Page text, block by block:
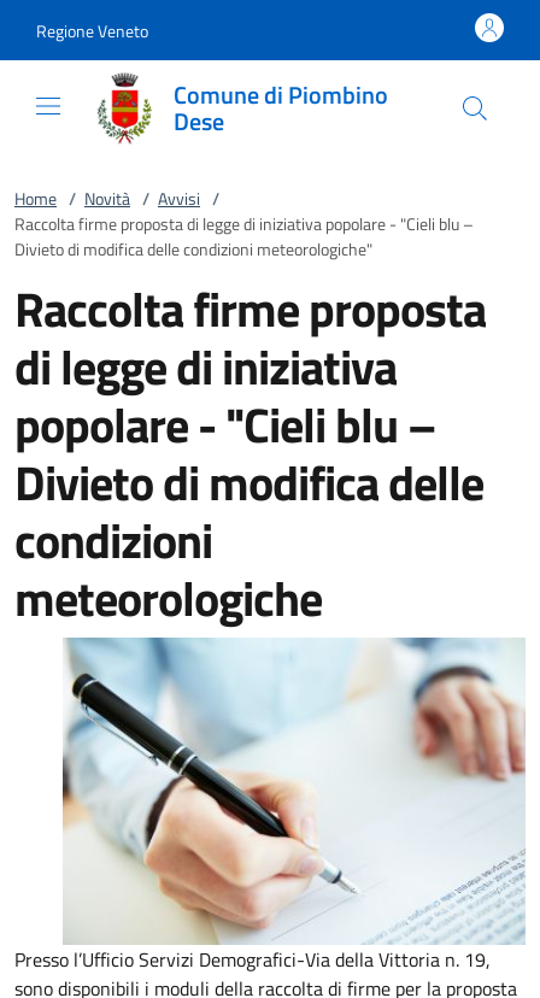
Regione Veneto
Comune di Piombino
Dese
Home / Novità / Avvisi /
Raccolta firme proposta di legge di iniziativa popolare - "Cieli blu –
Divieto di modifica delle condizioni meteorologiche"
Raccolta firme proposta
di legge di iniziativa
popolare - "Cieli blu –
Divieto di modifica delle
condizioni
meteorologiche
Presso l’Ufficio Servizi Demografici-Via della Vittoria n. 19,
sono disponibili i moduli della raccolta di firme per la proposta